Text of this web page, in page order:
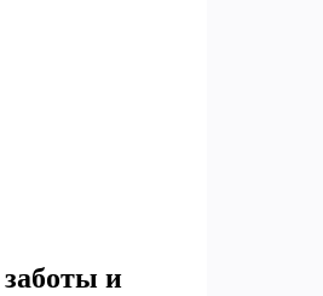
и